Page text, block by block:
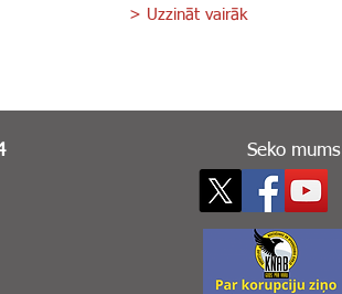
> Uzzināt vairāk
Seko mums